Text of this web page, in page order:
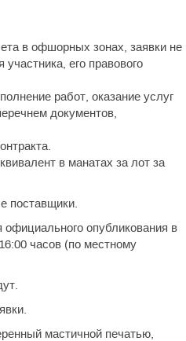
в офшорных зонах, заявки не
его правового
работ, оказание услуг
документов,
в манатах за лот за
поставщики.
опубликования в
часов (по местному
мастичной печатью,